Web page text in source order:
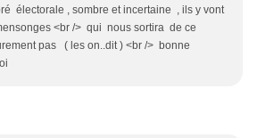
électorale , sombre et incertaine , ils y vont
<br /> qui nous sortira de ce
pas ( les on..dit ) <br /> bonne